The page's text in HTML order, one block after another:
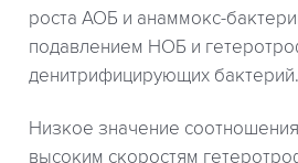
роста АОБ и анаммокс-
подавлением НОБ и
денитрифицирующих бактерий.
Низкое значение
высоким скоростям